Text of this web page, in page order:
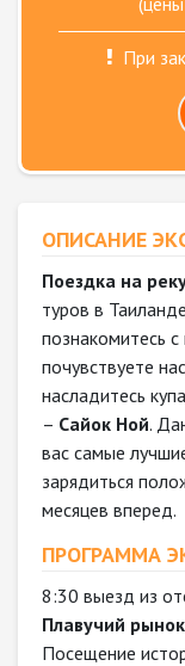
При
ОПИСАНИЕ
Поездка на
туров в
познакомитесь
почувствуете
насладитесь
– Сайок Ной.
вас самые
зарядиться
месяцев вперед.
ПРОГРАММА
8:30 выезд из
Плавучий
Посещение